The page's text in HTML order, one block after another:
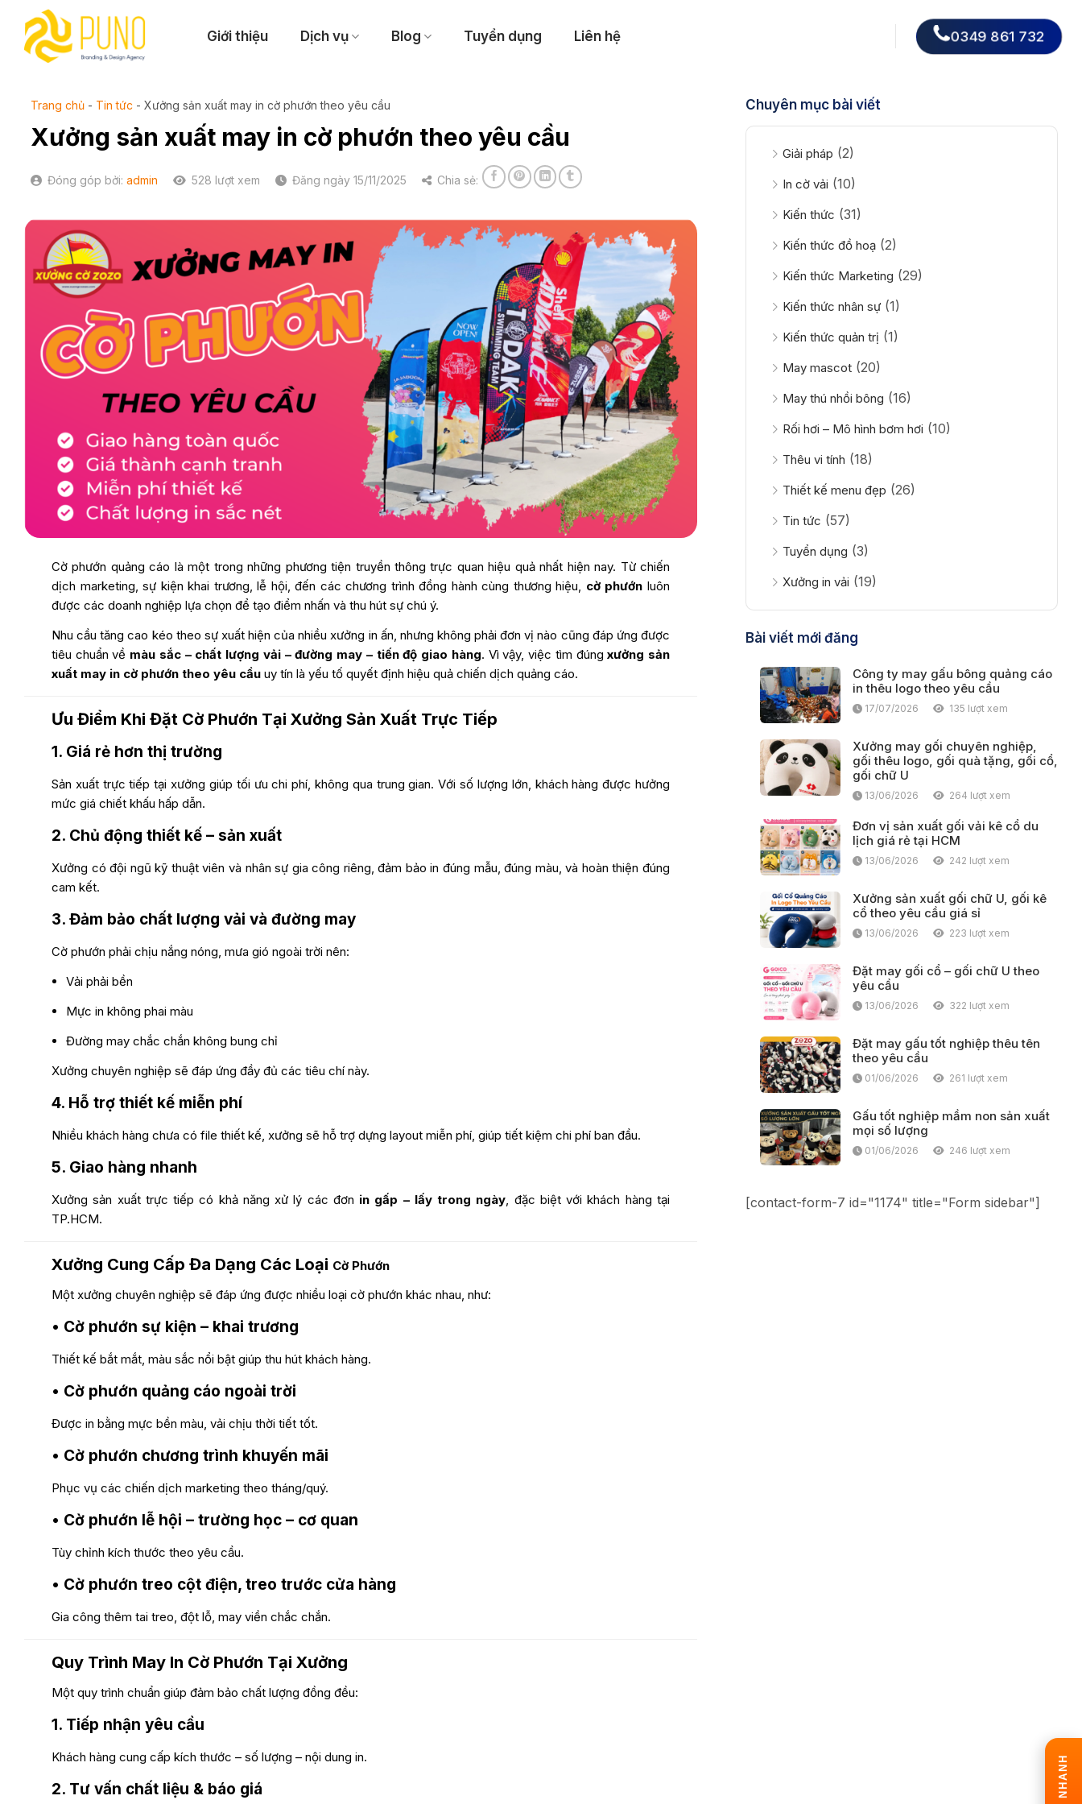
content
Giới thiệu Dịch vụ Blog Tuyển dụng Liên hệ 0349 861 732
Trang chủ - Tin tức - Xưởng sản xuất may in cờ phướn theo yêu cầu
Xưởng sản xuất may in cờ phướn theo yêu cầu
Đóng góp bởi: admin 528 lượt xem Đăng ngày 15/11/2025 Chia sẻ:
Cờ phướn quảng cáo là một trong những phương tiện truyền thông trực quan hiệu quả nhất hiện nay. Từ chiến
dịch marketing, sự kiện khai trương, lễ hội, đến các chương trình đồng hành cùng thương hiệu, cờ phướn luôn
được các doanh nghiệp lựa chọn để tạo điểm nhấn và thu hút sự chú ý.
Nhu cầu tăng cao kéo theo sự xuất hiện của nhiều xưởng in ấn, nhưng không phải đơn vị nào cũng đáp ứng được
tiêu chuẩn về màu sắc – chất lượng vải – đường may – tiến độ giao hàng. Vì vậy, việc tìm đúngxưởng sản
xuất may in cờ phướn theo yêu cầu uy tín là yếu tố quyết định hiệu quả chiến dịch quảng cáo.
Ưu Điểm Khi Đặt Cờ Phướn Tại Xưởng Sản Xuất Trực Tiếp
1. Giá rẻ hơn thị trường
Sản xuất trực tiếp tại xưởng giúp tối ưu chi phí, không qua trung gian. Với số lượng lớn, khách hàng được hưởng
mức giá chiết khấu hấp dẫn.
2. Chủ động thiết kế – sản xuất
Xưởng có đội ngũ kỹ thuật viên và nhân sự gia công riêng, đảm bảo in đúng mẫu, đúng màu, và hoàn thiện đúng
cam kết.
3. Đảm bảo chất lượng vải và đường may
Cờ phướn phải chịu nắng nóng, mưa gió ngoài trời nên:
Vải phải bền
Mực in không phai màu
Đường may chắc chắn không bung chỉ
Xưởng chuyên nghiệp sẽ đáp ứng đầy đủ các tiêu chí này.
4. Hỗ trợ thiết kế miễn phí
Nhiều khách hàng chưa có file thiết kế, xưởng sẽ hỗ trợ dựng layout miễn phí, giúp tiết kiệm chi phí ban đầu.
5. Giao hàng nhanh
Xưởng sản xuất trực tiếp có khả năng xử lý các đơn in gấp – lấy trong ngày, đặc biệt với khách hàng tại
TP.HCM.
Xưởng Cung Cấp Đa Dạng Các Loại Cờ Phướn
Một xưởng chuyên nghiệp sẽ đáp ứng được nhiều loại cờ phướn khác nhau, như:
• Cờ phướn sự kiện – khai trương
Thiết kế bắt mắt, màu sắc nổi bật giúp thu hút khách hàng.
• Cờ phướn quảng cáo ngoài trời
Được in bằng mực bền màu, vải chịu thời tiết tốt.
• Cờ phướn chương trình khuyến mãi
Phục vụ các chiến dịch marketing theo tháng/quý.
• Cờ phướn lễ hội – trường học – cơ quan
Tùy chỉnh kích thước theo yêu cầu.
• Cờ phướn treo cột điện, treo trước cửa hàng
Gia công thêm tai treo, đột lỗ, may viền chắc chắn.
Quy Trình May In Cờ Phướn Tại Xưởng
Một quy trình chuẩn giúp đảm bảo chất lượng đồng đều:
1. Tiếp nhận yêu cầu
Khách hàng cung cấp kích thước – số lượng – nội dung in.
2. Tư vấn chất liệu & báo giá
Chuyên mục bài viết
Giải pháp (2)
In cờ vải (10)
Kiến thức (31)
Kiến thức đồ hoạ (2)
Kiến thức Marketing (29)
Kiến thức nhân sự (1)
Kiến thức quản trị (1)
May mascot (20)
May thú nhồi bông (16)
Rối hơi – Mô hình bơm hơi (10)
Thêu vi tính (18)
Thiết kế menu đẹp (26)
Tin tức (57)
Tuyển dụng (3)
Xưởng in vải (19)
Bài viết mới đăng
Công ty may gấu bông quảng cáo
in thêu logo theo yêu cầu
17/07/2026 135 lượt xem
Xưởng may gối chuyên nghiệp,
gối thêu logo, gối quà tặng, gối cổ,
gối chữ U
13/06/2026 264 lượt xem
Đơn vị sản xuất gối vải kê cổ du
lịch giá rẻ tại HCM
13/06/2026 242 lượt xem
Xưởng sản xuất gối chữ U, gối kê
cổ theo yêu cầu giá sỉ
13/06/2026 223 lượt xem
Đặt may gối cổ – gối chữ U theo
yêu cầu
13/06/2026 322 lượt xem
Đặt may gấu tốt nghiệp thêu tên
theo yêu cầu
01/06/2026 261 lượt xem
Gấu tốt nghiệp mầm non sản xuất
mọi số lượng
01/06/2026 246 lượt xem
[contact-form-7 id="1174" title="Form sidebar"]